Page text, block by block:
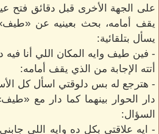
على الجهة الأخرى قبل دقائق فتح
يقف أمامه، بحث بعينيه عن
يسأل بتلقائية:
- فين طيف وايه المكان اللي أنا فيه
أتته الإجابة من الذي يقف أمامه:
- هترجع له بس دلوقتي اسأل كل
دار الحوار بينهما كما دار مع
السؤال:
- ايه علاقتي بكل ده وايه اللي